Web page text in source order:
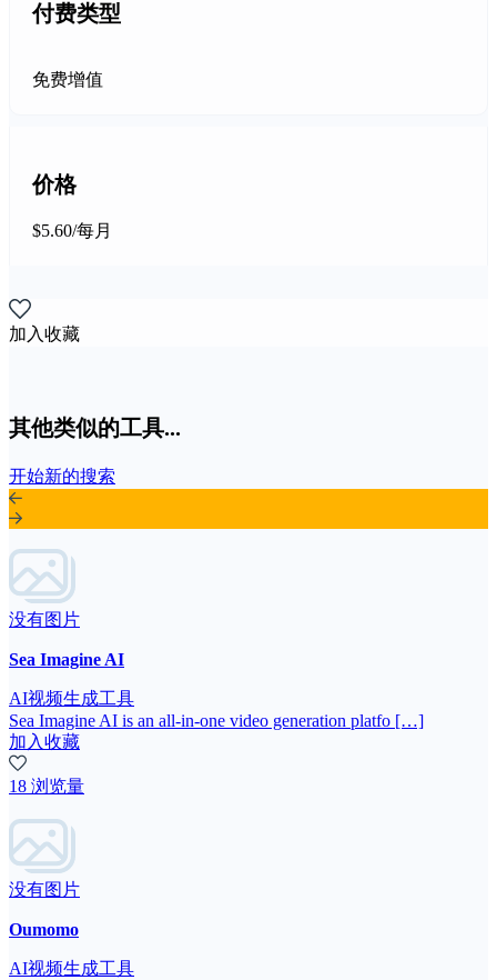
付费类型
免费增值
价格
$5.60/每月
加入收藏
其他类似的工具...
开始新的搜索
没有图片
Sea Imagine AI
AI视频生成工具
Sea Imagine AI is an all-in-one video generation platfo […]
加入收藏
18 浏览量
没有图片
Oumomo
AI视频生成工具